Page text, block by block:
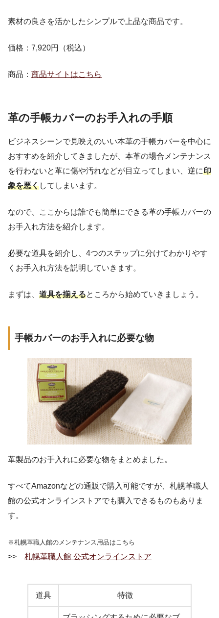
素材の良さを活かしたシンプルで上品な商品です。
価格：7,920円（税込）
商品： 商品サイトはこちら
革の手帳カバーのお手入れの手順
ビジネスシーンで見映えのいい本革の手帳カバーを中心に
おすすめを紹介してきましたが、本革の場合メンテナンス
を行わないと革に傷や汚れなどが目立ってしまい、逆に印
象を悪くしてしまいます。
なので、ここからは誰でも簡単にできる革の手帳カバーの
お手入れ方法を紹介します。
必要な道具を紹介し、4つのステップに分けてわかりやす
くお手入れ方法を説明していきます。
まずは、 道具を揃えるところから始めていきましょう。
手帳カバーのお手入れに必要な物
革製品のお手入れに必要な物をまとめました。
すべてAmazonなどの通販で購入可能ですが、札幌革職人
館の公式オンラインストアでも購入できるものもありま
す。
※札幌革職人館のメンテナンス用品はこちら
>> 札幌革職人館 公式オンラインストア
道具 特徴